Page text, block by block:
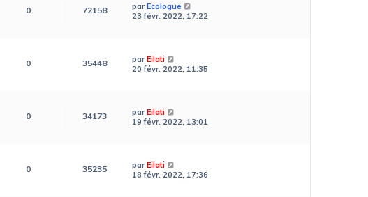
0 72158 parEcologue
23 févr. 2022, 17:22
0 35448 parEilati
20 févr. 2022, 11:35
0 34173 parEilati
19 févr. 2022, 13:01
0 35235 parEilati
18 févr. 2022, 17:36